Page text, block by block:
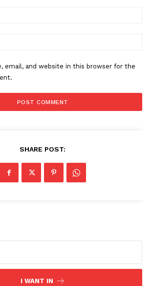
email, and website in this browser for the
SHARE POST:
I WANT IN